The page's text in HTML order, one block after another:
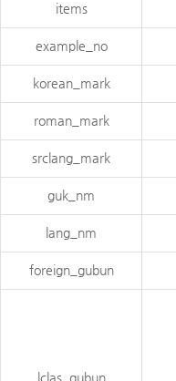
items
example_no
korean_mark
roman_mark
srclang_mark
guk_nm
lang_nm
foreign_gubun
lclas_gubun